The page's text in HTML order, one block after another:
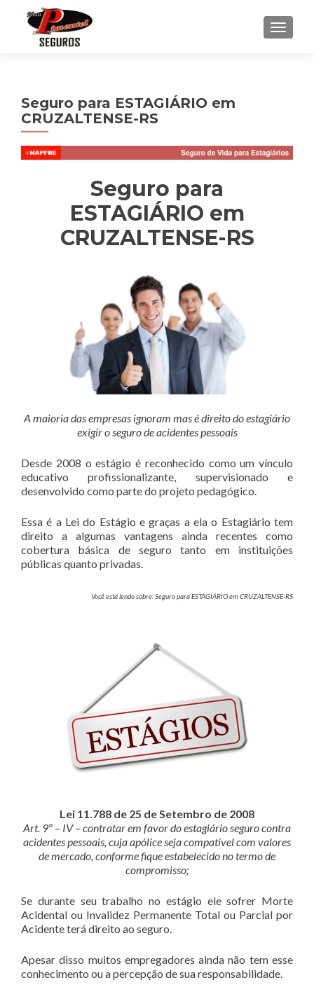
Seguro para ESTAGIÁRIO em
CRUZALTENSE-RS
Seguro para
ESTAGIÁRIO em
CRUZALTENSE-RS
A maioria das empresas ignoram mas é direito do estagiário
exigir o seguro de acidentes pessoais
Desde 2008 o estágio é reconhecido como um vínculo
educativo profissionalizante, supervisionado e
desenvolvido como parte do projeto pedagógico.
Essa é a Lei do Estágio e graças a ela o Estagiário tem
direito a algumas vantagens ainda recentes como
cobertura básica de seguro tanto em instituições
públicas quanto privadas.
Você está lendo sobre: Seguro para ESTAGIÁRIO em CRUZALTENSE-RS
Lei 11.788 de 25 de Setembro de 2008
Art. 9º – IV – contratar em favor do estagiário seguro contra
acidentes pessoais, cuja apólice seja compatível com valores
de mercado, conforme fique estabelecido no termo de
compromisso;
Se durante seu trabalho no estágio ele sofrer Morte
Acidental ou Invalidez Permanente Total ou Parcial por
Acidente terá direito ao seguro.
Apesar disso muitos empregadores ainda não tem esse
conhecimento ou a percepção de sua responsabilidade.